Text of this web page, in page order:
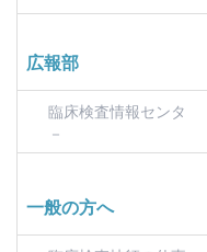
広報部
臨床検査情報センタ
－
一般の方へ